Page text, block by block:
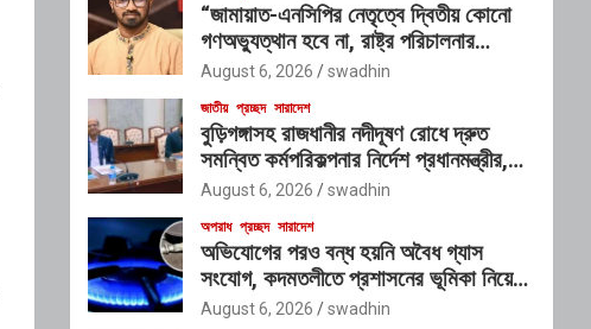
“জামায়াত-এনসিপির নেতৃত্বে দ্বিতীয় কোনো
গণঅভ্যুত্থান হবে না, রাষ্ট্র পরিচালনার
যোগ্যতাও তাদের নেই”: রাশেদ খাঁনের
August 6, 2026 swadhin
জাতীয় প্রচ্ছদ সারাদেশ
বুড়িগঙ্গাসহ রাজধানীর নদীদূষণ রোধে দ্রুত
সমন্বিত কর্মপরিকল্পনার নির্দেশ প্রধানমন্ত্রীর,
গঠিত হচ্ছে আন্তঃসংস্থা সমন্বয় কমিটি
August 6, 2026 swadhin
অপরাধ প্রচ্ছদ সারাদেশ
অভিযোগের পরও বন্ধ হয়নি অবৈধ গ্যাস
সংযোগ, কদমতলীতে প্রশাসনের ভূমিকা নিয়ে
প্রশ্ন
August 6, 2026 swadhin